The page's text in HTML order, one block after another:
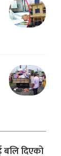
बलि दिएको